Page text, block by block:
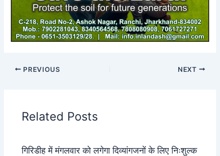
PREVIOUS NEXT
Related Posts
गिरिडीह में मंगलवार को लगेगा दिव्यांगजनों के लिए निःशुल्क